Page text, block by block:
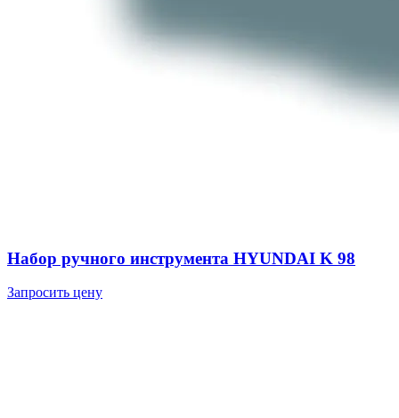
Набор ручного инструмента HYUNDAI K 98
Запросить цену